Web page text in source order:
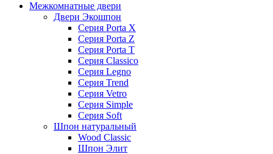
Межкомнатные двери
Двери Экошпон
Серия Porta X
Серия Porta Z
Серия Porta T
Серия Classico
Серия Legno
Серия Trend
Серия Vetro
Серия Simple
Серия Soft
Шпон натуральный
Wood Classic
Шпон Элит